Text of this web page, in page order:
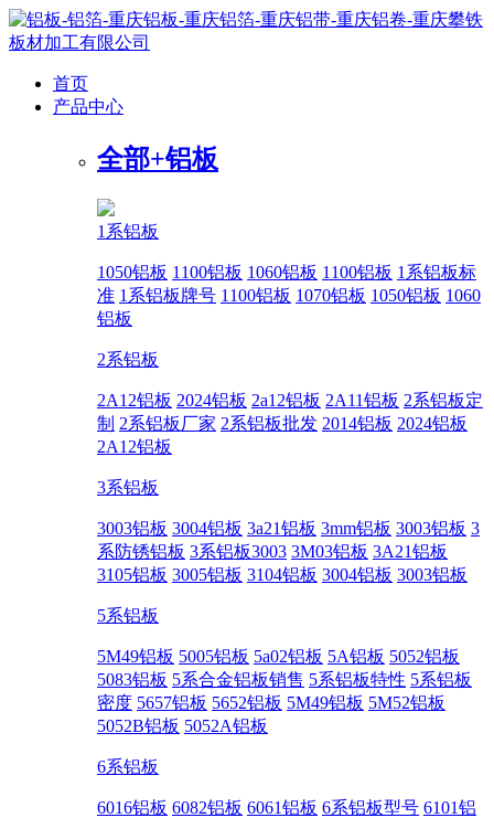
首页
产品中心
全部+铝板
1系铝板
1050铝板 1100铝板 1060铝板 1100铝板 1系铝板标
准 1系铝板牌号 1100铝板 1070铝板 1050铝板 1060
铝板
2系铝板
2A12铝板 2024铝板 2a12铝板 2A11铝板 2系铝板定
制 2系铝板厂家 2系铝板批发 2014铝板 2024铝板
2A12铝板
3系铝板
3003铝板 3004铝板 3a21铝板 3mm铝板 3003铝板 3
系防锈铝板 3系铝板3003 3M03铝板 3A21铝板
3105铝板 3005铝板 3104铝板 3004铝板 3003铝板
5系铝板
5M49铝板 5005铝板 5a02铝板 5A铝板 5052铝板
5083铝板 5系合金铝板销售 5系铝板特性 5系铝板
密度 5657铝板 5652铝板 5M49铝板 5M52铝板
5052B铝板 5052A铝板
6系铝板
6016铝板 6082铝板 6061铝板 6系铝板型号 6101铝